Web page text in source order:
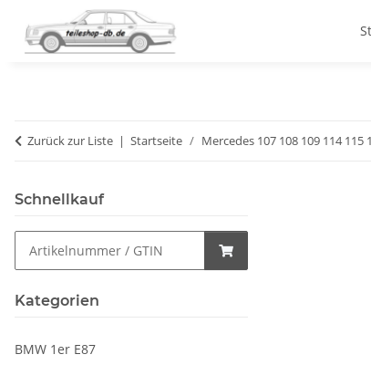
Zurück zur Liste Startseite Mercedes 107 108 109 114 115
Schnellkauf
Kategorien
BMW 1er E87